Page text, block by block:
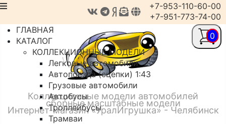
Коллекционные модели автомобилей
сборные масштабные модели
Интернет-магазин «УралИгрушка» - Челябинск
+7-953-110-60-00
+7-951-773-74-00
ГЛАВНАЯ
КАТАЛОГ
КОЛЛЕКЦИОННЫЕ МОДЕЛИ
Легковые автомобили
Автопоезда (сцепки) 1:43
Грузовые автомобили
Автобусы
Троллейбусы
Трамваи
0